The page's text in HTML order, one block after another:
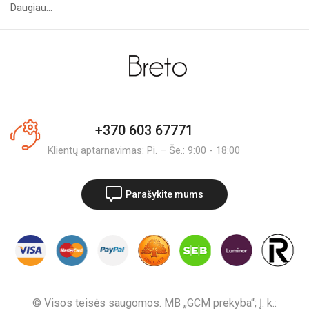
Daugiau...
+370 603 67771
Klientų aptarnavimas: Pi. – Še.: 9:00 - 18:00
Parašykite mums
© Visos teisės saugomos. MB „GCM prekyba“; Į. k.: